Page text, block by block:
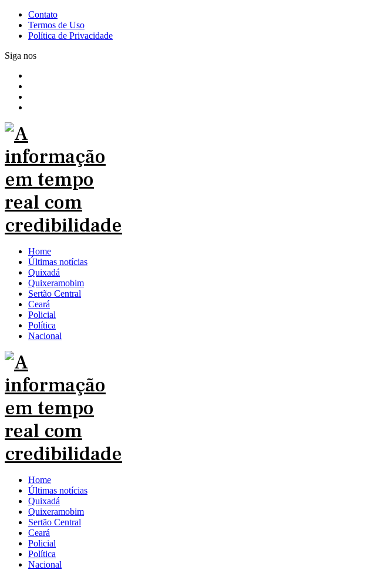
Contato
Termos de Uso
Política de Privacidade
Siga nos
Home
Últimas notícias
Quixadá
Quixeramobim
Sertão Central
Ceará
Policial
Política
Nacional
Home
Últimas notícias
Quixadá
Quixeramobim
Sertão Central
Ceará
Policial
Política
Nacional